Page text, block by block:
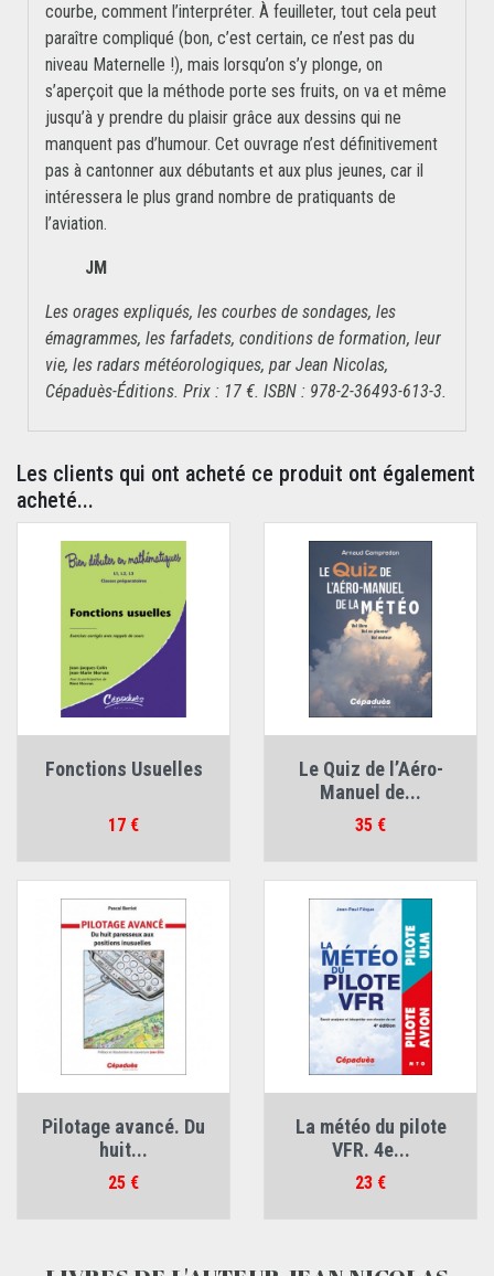
courbe, comment l’interpréter. À feuilleter, tout cela peut
paraître compliqué (bon, c’est certain, ce n’est pas du
niveau Maternelle !), mais lorsqu’on s’y plonge, on
s’aperçoit que la méthode porte ses fruits, on va et même
jusqu’à y prendre du plaisir grâce aux dessins qui ne
manquent pas d’humour. Cet ouvrage n’est définitivement
pas à cantonner aux débutants et aux plus jeunes, car il
intéressera le plus grand nombre de pratiquants de
l’aviation.
JM
Les orages expliqués, les courbes de sondages, les
émagrammes, les farfadets, conditions de formation, leur
vie, les radars météorologiques, par Jean Nicolas,
Cépaduès-Éditions. Prix : 17 €. ISBN : 978-2-36493-613-3.
Les clients qui ont acheté ce produit ont également
acheté...
Fonctions Usuelles
Prix
17 €
Le Quiz de l’Aéro-
Manuel de...
Prix
35 €
Pilotage avancé. Du
huit...
Prix
25 €
La météo du pilote
VFR. 4e...
Prix
23 €